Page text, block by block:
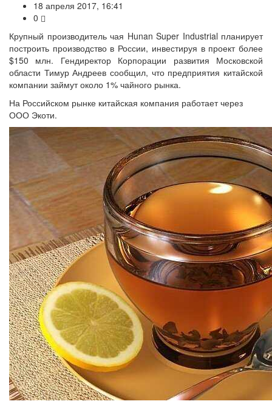
18 апреля 2017, 16:41
0
Крупный производитель чая Hunan Super Industrial планирует
построить производство в России, инвестируя в проект более
$150 млн. Гендиректор Корпорации развития Московской
области Тимур Андреев сообщил, что предприятия китайской
компании займут около 1% чайного рынка.
На Российском рынке китайская компания работает через
ООО Экоти.